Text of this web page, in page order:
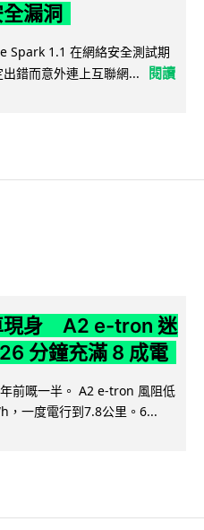
漏洞
Spark 1.1 在網絡安全測試期
錯而意外連上互聯網...
閱讀
現身 A2 e-tron 迷
分鐘充滿 8 成電
前嘅一半。 A2 e-tron 風阻低
，一度電行到7.8公里。6...